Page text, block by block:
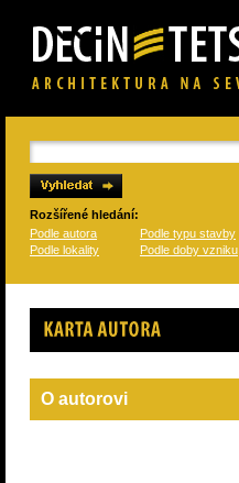
Rozšířené hledání:
Podle autora
Podle typu stavby
Podle lokality
Podle doby vzniku
Karta autora
O autorovi